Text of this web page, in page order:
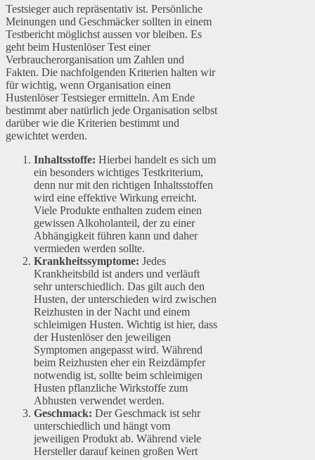
Testsieger auch repräsentativ ist. Persönliche
Meinungen und Geschmäcker sollten in einem
Testbericht möglichst aussen vor bleiben. Es
geht beim Hustenlöser Test einer
Verbraucherorganisation um Zahlen und
Fakten. Die nachfolgenden Kriterien halten wir
für wichtig, wenn Organisation einen
Hustenlöser Testsieger ermitteln. Am Ende
bestimmt aber natürlich jede Organisation selbst
darüber wie die Kriterien bestimmt und
gewichtet werden.
Inhaltsstoffe: Hierbei handelt es sich um
ein besonders wichtiges Testkriterium,
denn nur mit den richtigen Inhaltsstoffen
wird eine effektive Wirkung erreicht.
Viele Produkte enthalten zudem einen
gewissen Alkoholanteil, der zu einer
Abhängigkeit führen kann und daher
vermieden werden sollte.
Krankheitssymptome: Jedes
Krankheitsbild ist anders und verläuft
sehr unterschiedlich. Das gilt auch den
Husten, der unterschieden wird zwischen
Reizhusten in der Nacht und einem
schleimigen Husten. Wichtig ist hier, dass
der Hustenlöser den jeweiligen
Symptomen angepasst wird. Während
beim Reizhusten eher ein Reizdämpfer
notwendig ist, sollte beim schleimigen
Husten pflanzliche Wirkstoffe zum
Abhusten verwendet werden.
Geschmack: Der Geschmack ist sehr
unterschiedlich und hängt vom
jeweiligen Produkt ab. Während viele
Hersteller darauf keinen großen Wert